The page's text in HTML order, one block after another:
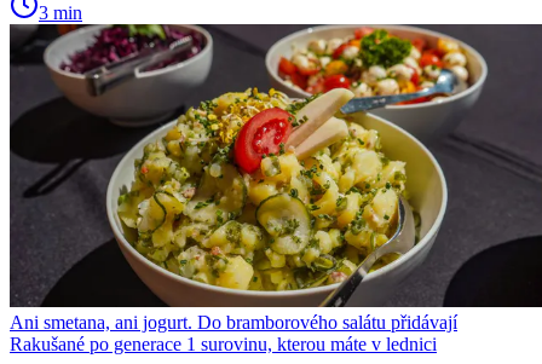
3 min
Ani smetana, ani jogurt. Do bramborového salátu přidávají
Rakušané po generace 1 surovinu, kterou máte v lednici